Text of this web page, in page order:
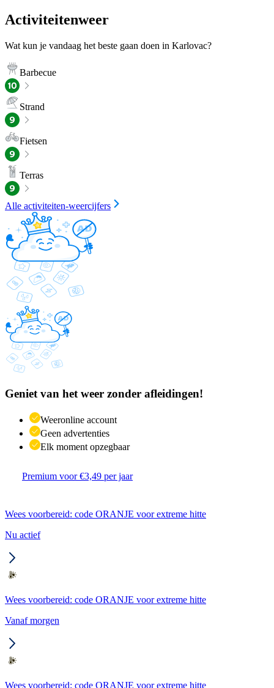
Activiteitenweer
Wat kun je vandaag het beste gaan doen in Karlovac?
Barbecue
Strand
Fietsen
Terras
Alle activiteiten-weercijfers
Geniet van het weer zonder afleidingen!
Weeronline account
Geen advertenties
Elk moment opzegbaar
Premium voor €3,49 per jaar
Wees voorbereid: code ORANJE voor extreme hitte
Nu actief
Wees voorbereid: code ORANJE voor extreme hitte
Vanaf morgen
Wees voorbereid: code ORANJE voor extreme hitte